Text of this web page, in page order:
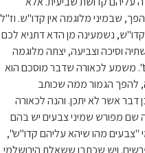
שבמיני מלוגמה אין קדו"ש. וז"ל
נשמעינה מן הדא דתניא לכם
וסיכה וצביעה, יצתה מלוגמה
משמע לכאורה שדבר מוסכם הוא
להפך הגמור ממה שכותב
דבר אשר לא יתכן. והנה לכאורה
שם מפורש שמיני צבעים יש בהם
"צבעים מהו שיהא עליהם קדו"ש",
ויש שכתבו ששאלת הירושלמי